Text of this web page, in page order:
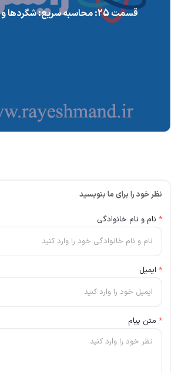
قسمت 25: محاسبه سریع: شگردها و شیوه ها
نظر خود را برای ما بنویسید
* نام و نام خانوادگی
* ایمیل
* متن پیام